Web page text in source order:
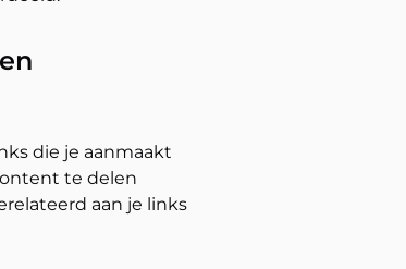
die je aanmaakt
te delen
aan je links